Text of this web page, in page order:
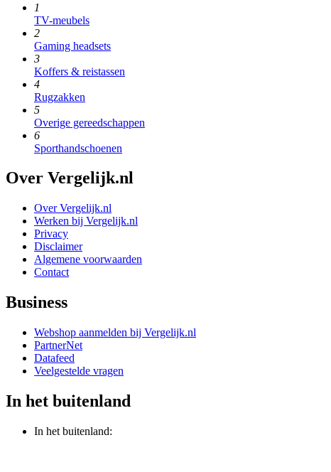
1
TV-meubels
2
Gaming headsets
3
Koffers & reistassen
4
Rugzakken
5
Overige gereedschappen
6
Sporthandschoenen
Over Vergelijk.nl
Over Vergelijk.nl
Werken bij Vergelijk.nl
Privacy
Disclaimer
Algemene voorwaarden
Contact
Business
Webshop aanmelden bij Vergelijk.nl
PartnerNet
Datafeed
Veelgestelde vragen
In het buitenland
In het buitenland: